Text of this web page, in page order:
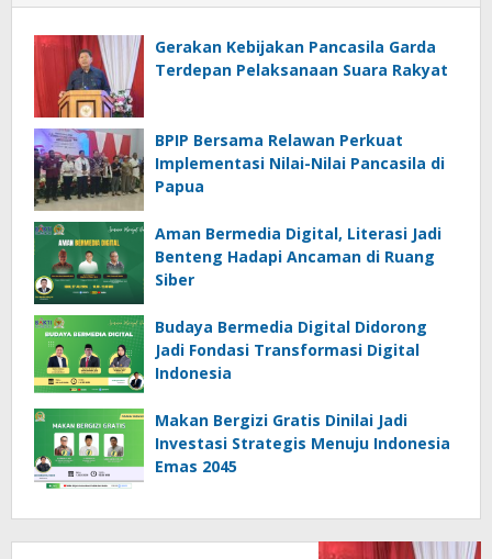
Gerakan Kebijakan Pancasila Garda
Terdepan Pelaksanaan Suara Rakyat
BPIP Bersama Relawan Perkuat
Implementasi Nilai-Nilai Pancasila di
Papua
Aman Bermedia Digital, Literasi Jadi
Benteng Hadapi Ancaman di Ruang
Siber
Budaya Bermedia Digital Didorong
Jadi Fondasi Transformasi Digital
Indonesia
Makan Bergizi Gratis Dinilai Jadi
Investasi Strategis Menuju Indonesia
Emas 2045